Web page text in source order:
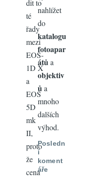
dit to
té
řady
mezi
EOS-
1D X
a
EOS
5D
mk
II,
proto
že
cena
nahlížet
do
katalogu
fotoapar
átů a
objektiv
ů a
mnoho
dalších
výhod.
Posledn
í
koment
áře